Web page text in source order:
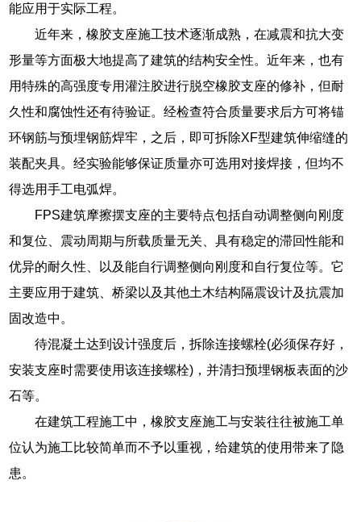
能应用于实际工程。
近年来，橡胶支座施工技术逐渐成熟，在减震和抗大变
形量等方面极大地提高了建筑的结构安全性。近年来，也有
用特殊的高强度专用灌注胶进行脱空橡胶支座的修补，但耐
久性和腐蚀性还有待验证。经检查符合质量要求后方可将锚
环钢筋与预埋钢筋焊牢，之后，即可拆除XF型建筑伸缩缝的
装配夹具。经实验能够保证质量亦可选用对接焊接，但均不
得选用手工电弧焊。
FPS建筑摩擦摆支座的主要特点包括自动调整侧向刚度
和复位、震动周期与所载质量无关、具有稳定的滞回性能和
优异的耐久性、以及能自行调整侧向刚度和自行复位等。它
主要应用于建筑、桥梁以及其他土木结构隔震设计及抗震加
固改造中。
待混凝土达到设计强度后，拆除连接螺栓(必须保存好，
安装支座时需要使用该连接螺栓)，并清扫预埋钢板表面的沙
石等。
在建筑工程施工中，橡胶支座施工与安装往往被施工单
位认为施工比较简单而不予以重视，给建筑的使用带来了隐
患。